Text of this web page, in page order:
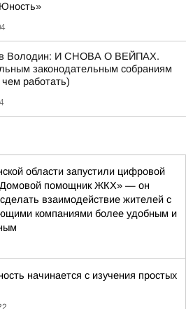
Володин: И СНОВА О ВЕЙПАХ.
законодательным собраниям
работать)
области запустили цифровой
помощник ЖКХ» — он
взаимодействие жителей с
компаниями более удобным и
начинается с изучения простых